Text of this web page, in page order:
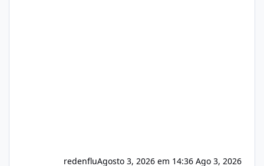
redenfluAgosto 3, 2026 em 14:36 Ago 3, 2026